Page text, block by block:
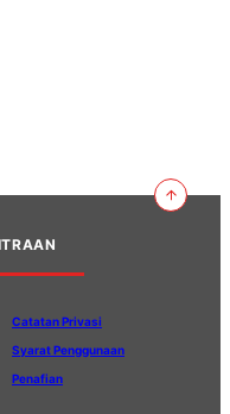
Catatan Privasi
Syarat Penggunaan
Penafian